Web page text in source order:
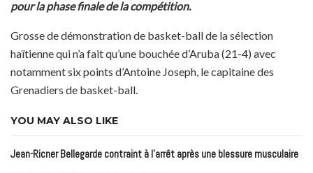
pour la phase finale de la compétition.
Grosse de démonstration de basket-ball de la sélection
haïtienne qui n’a fait qu’une bouchée d’Aruba (21-4) avec
notamment six points d’Antoine Joseph, le capitaine des
Grenadiers de basket-ball.
YOU MAY ALSO LIKE
Jean-Ricner Bellegarde contraint à l’arrêt après une blessure musculaire